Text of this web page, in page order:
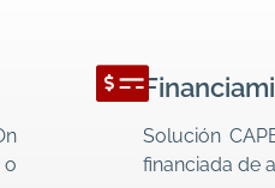
o
Solución
financiada de